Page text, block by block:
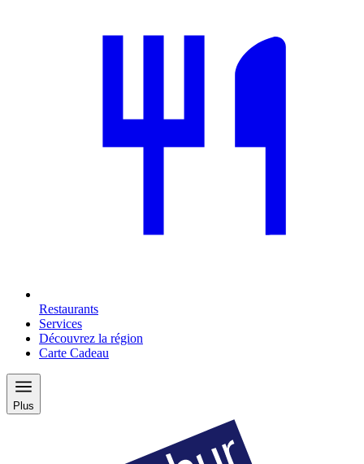
Restaurants
Services
Découvrez la région
Carte Cadeau
Plus